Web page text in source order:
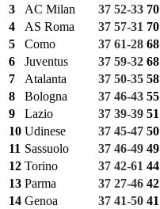
3
AC Milan 37 52-33 70
4
AS Roma 37 57-31 70
5
Como 37 61-28 68
6
Juventus 37 59-32 68
7
Atalanta 37 50-35 58
8
Bologna 37 46-43 55
9
Lazio 37 39-39 51
10 Udinese 37 45-47 50
11 Sassuolo 37 46-49 49
12 Torino 37 42-61 44
13 Parma 37 27-46 42
14 Genoa 37 41-50 41